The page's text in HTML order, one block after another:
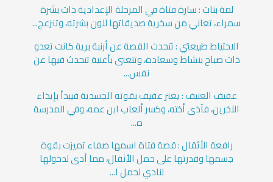
لمة بنات : سارة فتاة في المرحلة الإعدادية ذات بشرة
سمراء، تعاني من سخرية صديقاتها للون بشرته، وتنزعج...
الاحتياط طبيعتي : تتحدث القصة عن أرنبة برية كانت تعدو
ذات صباح بنشاط وسعادة، وتتغنى بأغنية تتحدث فيها عن
نفس...
عفيف العنيف : يغتر عفيف بقوته الجسدية فيبدأ بإيذاء
الآخرين، فآذى أخته، وكسر ألعاب ابن عمه، وفي المدرسة
ه...
رافعة الأثقال : قصة فتاة اسمها صفاء تميزت بقوة
جسمها وقدرتها على حمل الأثقال، مما أدى لدخولها
لنادي لحمل ا...